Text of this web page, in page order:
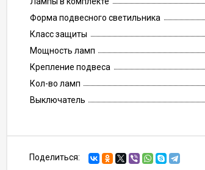
Форма подвесного светильника
Класс защиты
Мощность ламп
Крепление подвеса
Кол-во ламп
Выключатель
Поделиться: